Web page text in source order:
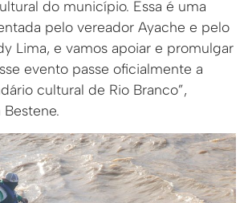
do município. Essa é uma
pelo vereador Ayache e pelo
Lima, e vamos apoiar e promulgar
evento passe oficialmente a
cultural de Rio Branco”,